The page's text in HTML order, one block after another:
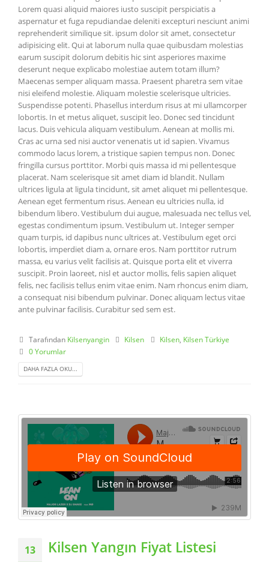
Lorem quasi aliquid maiores iusto suscipit perspiciatis a
aspernatur et fuga repudiandae deleniti excepturi nesciunt animi
reprehenderit similique sit. ipsum dolor sit amet, consectetur
adipisicing elit. Qui at laborum nulla quae quibusdam molestias
earum suscipit dolorum debitis hic sint asperiores maxime
deserunt neque explicabo molestiae autem totam illum?
Maecenas semper aliquam massa. Praesent pharetra sem vitae
nisi eleifend molestie. Aliquam molestie scelerisque ultricies.
Suspendisse potenti. Phasellus interdum risus at mi ullamcorper
lobortis. In et metus aliquet, suscipit leo. Donec sed tincidunt
lacus. Duis vehicula aliquam vestibulum. Aenean at mollis mi.
Cras ac urna sed nisi auctor venenatis ut id sapien. Vivamus
commodo lacus lorem, a tristique sapien tempus non. Donec
fringilla cursus porttitor. Morbi quis massa id mi pellentesque
placerat. Nam scelerisque sit amet diam id blandit. Nullam
ultrices ligula at ligula tincidunt, sit amet aliquet mi pellentesque.
Aenean eget fermentum risus. Aenean eu ultricies nulla, id
bibendum libero. Vestibulum dui augue, malesuada nec tellus vel,
egestas condimentum ipsum. Vestibulum ut. Integer semper
quam turpis, id dapibus nunc ultrices at. Vestibulum eget orci
lobortis, imperdiet diam a, ornare eros. Nam porttitor rutrum
massa, eu varius velit facilisis at. Quisque porta elit et viverra
suscipit. Proin laoreet, nisl et auctor mollis, felis sapien aliquet
felis, nec facilisis tellus enim vitae enim. Nam rhoncus enim diam,
a consequat nisi bibendum pulvinar. Donec aliquam lectus vitae
ante pulvinar facilisis. Curabitur sed sem est.
Tarafından Kilsenyangin Kilsen Kilsen Kilsen Türkiye
0 Yorumlar
DAHA FAZLA OKU...
13 Kilsen Yangın Fiyat Listesi